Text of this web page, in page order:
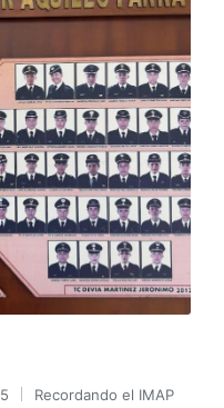
Recordando el IMAP